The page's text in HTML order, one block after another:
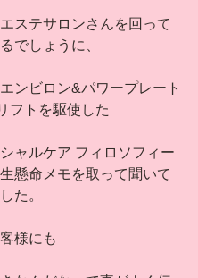
ステサロンさんを回って
でしょうに、
ンビロン&パワープレート
フトを駆使した
ャルケア フィロソフィー
懸命メモを取って聞いて
た。
様にも